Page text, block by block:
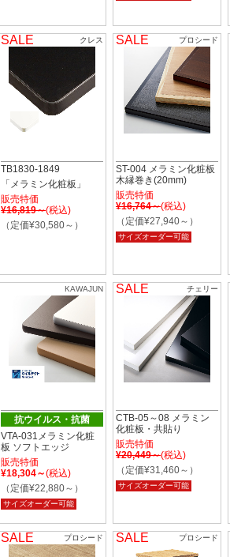
SALE クレス
TB1830-1849
「メラミン化粧板」
販売特価
¥16,819～(税込)
（定価¥30,580～）
SALE プロシード
ST-004 メラミン化粧板
木縁巻き(20mm)
販売特価
¥16,764～(税込)
（定価¥27,940～）
サイズオーダー可能
KAWAJUN
抗ウイルス・抗菌
VTA-031メラミン化粧
板 ソフトエッジ
販売特価
¥18,304～(税込)
（定価¥22,880～）
サイズオーダー可能
SALE チェリー
CTB-05～08 メラミン
化粧板・共貼り
販売特価
¥20,449～(税込)
（定価¥31,460～）
サイズオーダー可能
SALE プロシード SALE プロシード